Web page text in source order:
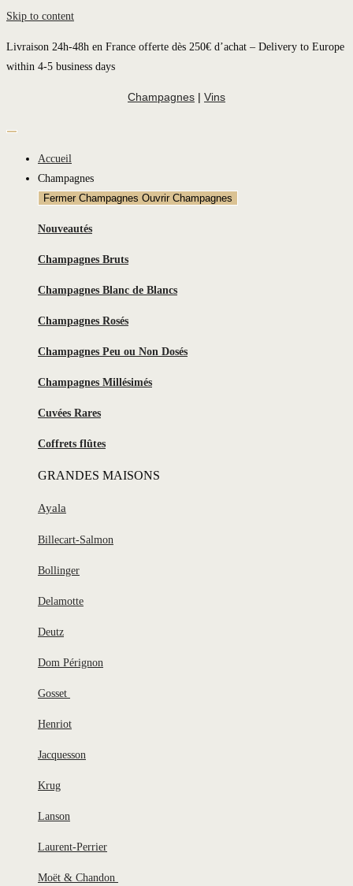
Skip to content
Livraison 24h-48h en France offerte dès 250€ d’achat – Delivery to Europe
within 4-5 business days
Champagnes | Vins
Accueil
Champagnes
Fermer Champagnes Ouvrir Champagnes
Nouveautés
Champagnes Bruts
Champagnes Blanc de Blancs
Champagnes Rosés
Champagnes Peu ou Non Dosés
Champagnes Millésimés
Cuvées Rares
Coffrets flûtes
GRANDES MAISONS
Ayala
Billecart-Salmon
Bollinger
Delamotte
Deutz
Dom Pérignon
Gosset
Henriot
Jacquesson
Krug
Lanson
Laurent-Perrier
Moët & Chandon